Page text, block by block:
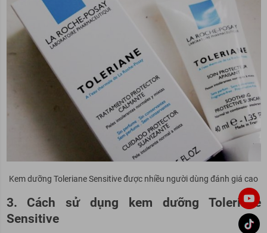
Kem dưỡng Toleriane Sensitive được nhiều người dùng đánh giá cao
3. Cách sử dụng kem dưỡng Toleriane
Sensitive